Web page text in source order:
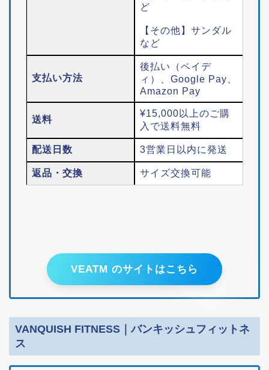
ど
【その他】サンダル
など
支払い方法
後払い（ペイデ
ィ）、Google Pay、
Amazon Pay
送料
¥15,000以上のご購
入で送料無料
配送日数 3営業日以内に発送
返品・交換 サイズ交換可能
VEATM のサイトはこちら
VANQUISH FITNESS｜バンキッシュフィットネ
ス